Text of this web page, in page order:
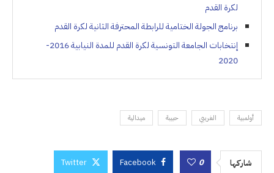
لكرة القدم
برنامج الجولة الختامية للرابطة المحترفة الثانية لكرة القدم
إنتخابات الجامعة التونسية لكرة القدم للمدة النيابية 2016-
2020
أولمبية الغريبي حبيبة ميدالية
شاركها 0
Facebook
Twitter